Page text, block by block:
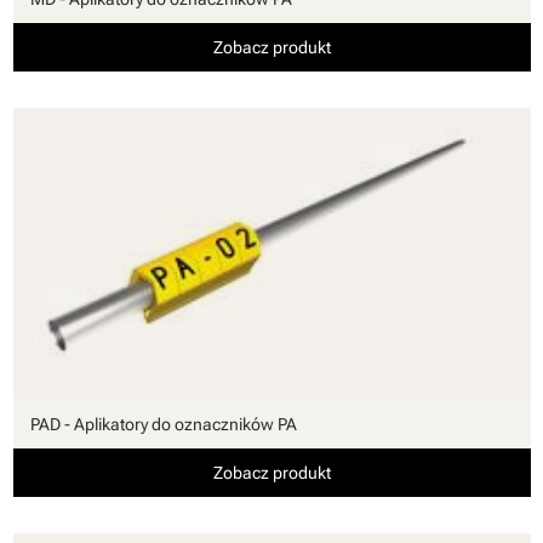
Zobacz produkt
PAD - Aplikatory do oznaczników PA
Zobacz produkt